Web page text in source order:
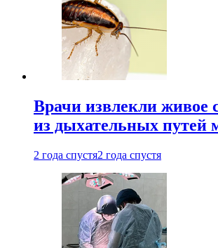
Врачи извлекли живое
из дыхательных путей
2 года спустя2 года спустя